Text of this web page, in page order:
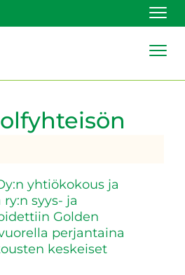
yhtiökokous ja
syys- ja
Golden
perjantaina
keskeiset